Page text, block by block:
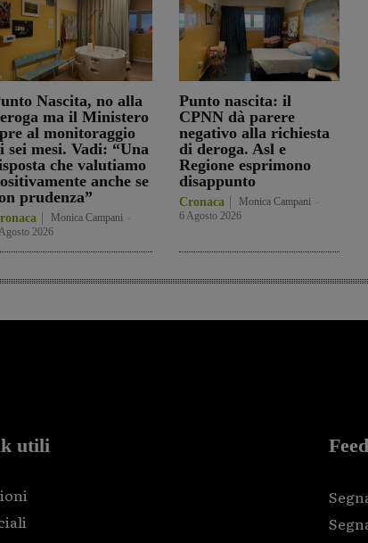
Nascita, no alla
ma il Ministero
al monitoraggio
sei mesi. Vadi: “Una
che valutiamo
anche se
prudenza”
Monica Campani
2026
Punto nascita: il
CPNN dà parere
negativo alla richiesta
di deroga. Asl e
Regione esprimono
disappunto
Cronaca Monica Campani
6 Agosto 2026
utili